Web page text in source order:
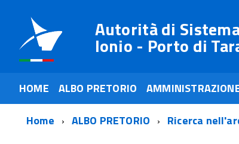
Autorità di
Ionio - Porto di
HOME ALBO PRETORIO
Home
ALBO PRETORIO Ricerca